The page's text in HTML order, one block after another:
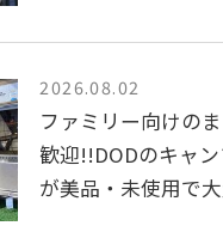
ファミリー向けの
歓迎!!DODのキャ
が美品・未使用で
2026.08.02